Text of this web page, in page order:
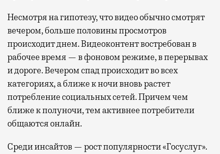
Несмотря на гипотезу, что видео обычно смотрят
вечером, больше половины просмотров
происходит днем. Видеоконтент востребован в
рабочее время — в фоновом режиме, в перерывах
и дороге. Вечером спад происходит во всех
категориях, а ближе к ночи вновь растет
потребление социальных сетей. Причем чем
ближе к полуночи, тем активнее потребители
общаются онлайн.
Среди инсайтов — рост популярности «Госуслуг».